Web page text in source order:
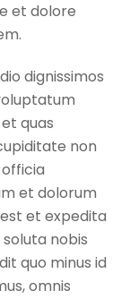
et dolore
dignissimos
quas
non
et dolorum
et expedita
nobis
quo minus id
omnis